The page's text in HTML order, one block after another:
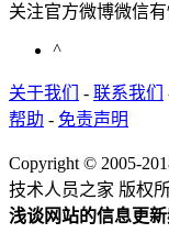
关注官方微博微信
^
关于我们 - 联系我们
帮助 - 免责声明
Copyright © 2005-
技术人员之家 版权
浅谈网站的信息更